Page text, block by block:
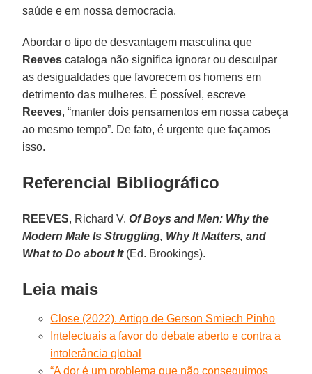
saúde e em nossa democracia.
Abordar o tipo de desvantagem masculina que
Reeves cataloga não significa ignorar ou desculpar
as desigualdades que favorecem os homens em
detrimento das mulheres. É possível, escreve
Reeves, “manter dois pensamentos em nossa cabeça
ao mesmo tempo”. De fato, é urgente que façamos
isso.
Referencial Bibliográfico
REEVES, Richard V.Of Boys and Men: Why the
Modern Male Is Struggling, Why It Matters, and
What to Do about It(Ed. Brookings).
Leia mais
Close (2022). Artigo de Gerson Smiech Pinho
Intelectuais a favor do debate aberto e contra a
intolerância global
“A dor é um problema que não conseguimos